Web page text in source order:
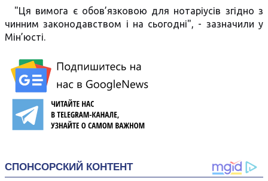
"Ця вимога є обов’язковою для нотаріусів згідно з
чинним законодавством і на сьогодні", - зазначили у
Мін’юсті.